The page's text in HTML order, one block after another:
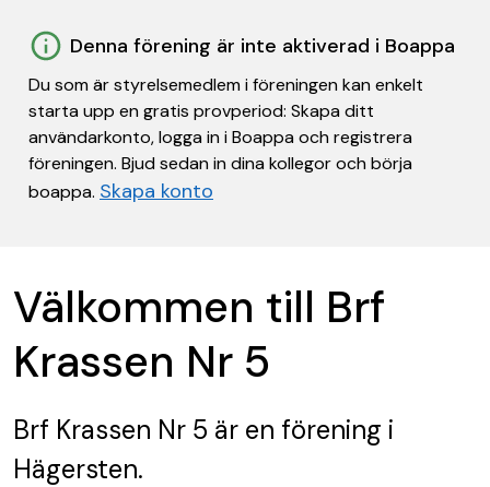
Denna förening är inte aktiverad i Boappa
Du som är styrelsemedlem i föreningen kan enkelt
starta upp en gratis provperiod: Skapa ditt
användarkonto, logga in i Boappa och registrera
föreningen. Bjud sedan in dina kollegor och börja
boappa. Skapa konto
Välkommen till Brf
Krassen Nr 5
Brf Krassen Nr 5 är en förening i
Hägersten.